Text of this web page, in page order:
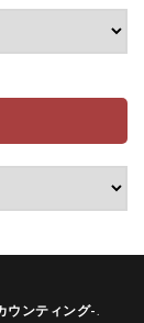
ンティング-.